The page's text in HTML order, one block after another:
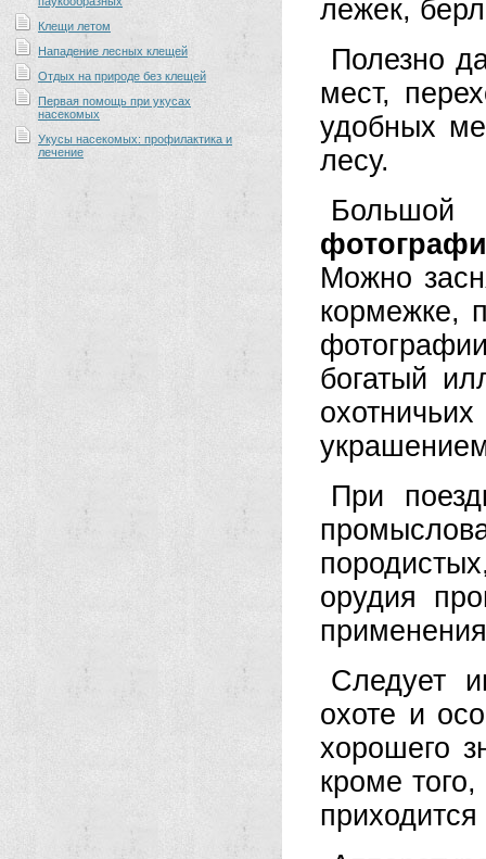
Клещи летом
Нападение лесных клещей
Отдых на природе без клещей
Первая помощь при укусах
насекомых
Укусы насекомых: профилактика и
лечение
лежек,
Полезно
мест,
удобных
лесу.
Можно
кормежке,
богатый
При
орудия
Следует
охоте и
хорошего
кроме